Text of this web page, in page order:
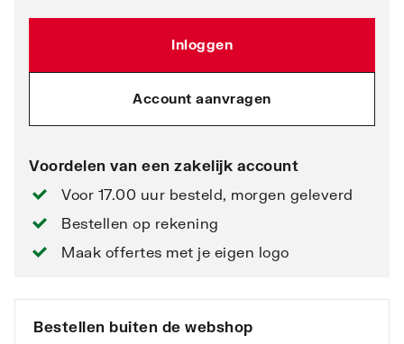
Inloggen
Account aanvragen
Voordelen van een zakelijk account
Voor 17.00 uur besteld, morgen geleverd
Bestellen op rekening
Maak offertes met je eigen logo
Bestellen buiten de webshop